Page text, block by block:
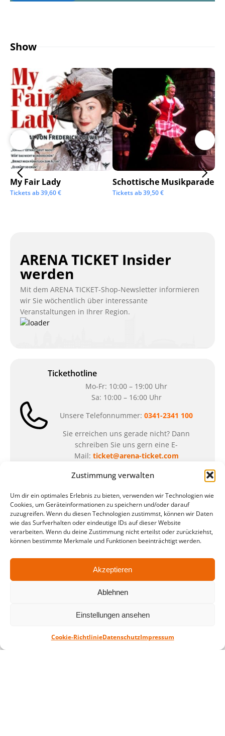
Zustimmung verwalten
Um dir ein optimales Erlebnis zu bieten, verwenden wir Technologien wie
Cookies, um Geräteinformationen zu speichern und/oder darauf
zuzugreifen. Wenn du diesen Technologien zustimmst, können wir Daten
wie das Surfverhalten oder eindeutige IDs auf dieser Website
verarbeiten. Wenn du deine Zustimmung nicht erteilst oder zurückziehst,
können bestimmte Merkmale und Funktionen beeinträchtigt werden.
Akzeptieren
Ablehnen
Einstellungen ansehen
Cookie-RichtlinieDatenschutzImpressum
Show
My Fair Lady
Tickets ab39,60€
Schottische Musikparade
Tickets ab39,50€
ARENA TICKET Insider
werden
Mit dem ARENA TICKET-Shop-Newsletter informieren
wir Sie wöchentlich über interessante
Veranstaltungen in Ihrer Region.
Tickethotline
Mo-Fr: 10:00 – 19:00 Uhr
Sa: 10:00 – 16:00 Uhr
Unsere Telefonnummer: 0341-2341 100
Sie erreichen uns gerade nicht? Dann
schreiben Sie uns gern eine E-
Mail: ticket@arena-ticket.com
unsere Sonderöffnungszeiten im Sommer:
in der Zeit vom 06.07. – 07.08.2026
Montag – Freitag: 10-18 Uhr Samstag:
Standort
QUARTERBACK Immobilien ARENA
Nahverkehr: Straßenbahn Linien 3, 4, 7, 8, 15